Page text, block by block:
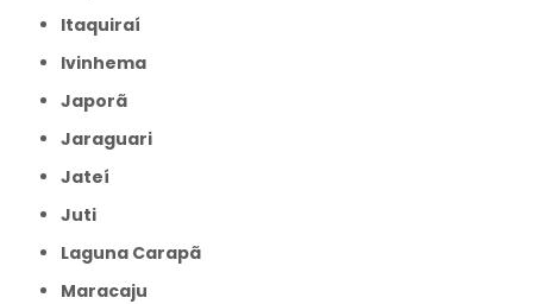
Itaquiraí
Ivinhema
Japorã
Jaraguari
Jateí
Juti
Laguna Carapã
Maracaju